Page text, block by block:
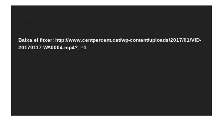
Baixa el fitxer: http://www.centpercent.cat/wp-content/uploads/2017/01/VID-
20170117-WA0004.mp4?_=1